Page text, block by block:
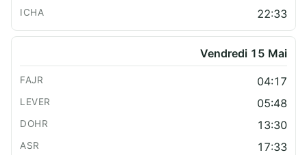
22:33
Vendredi 15 Mai
04:17
05:48
13:30
17:33